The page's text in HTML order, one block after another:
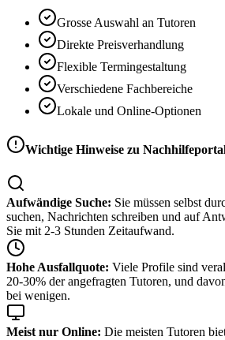
Grosse Auswahl an Tutoren
Direkte Preisverhandlung
Flexible Termingestaltung
Verschiedene Fachbereiche
Lokale und Online-Optionen
Wichtige Hinweise zu
Aufwändige Suche: Sie müssen selbst
suchen, Nachrichten schreiben und auf
Sie mit 2-3 Stunden Zeitaufwand.
Hohe Ausfallquote: Viele Profile sind
20-30% der angefragten Tutoren, und
bei wenigen.
Meist nur Online: Die meisten Tutoren